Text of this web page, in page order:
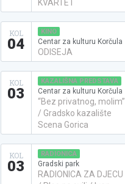
KVARTET
KOL
04
KINO
Centar za kulturu Korčula
ODISEJA
KOL
03
KAZALIŠNA PREDSTAVA
Centar za kulturu Korčula
“Bez privatnog, molim”
/ Gradsko kazalište
Scena Gorica
KOL
03
RADIONICA
Gradski park
RADIONICA ZA DJECU